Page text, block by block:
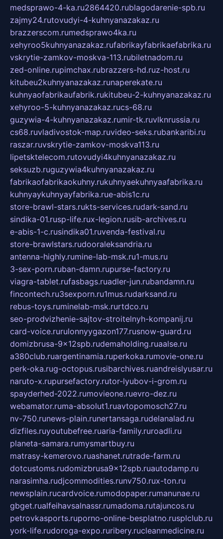
medsprawo-4-ka.ru2864420.rublagodarenie-spb.ru
zajmy24.rutovudyi-4-kuhnyanazakaz.ru
brazzerscom.rumedsprawo4ka.ru
xehyroo5kuhnyanazakaz.rufabrikayfabrikaefabrika.ru
vskrytie-zamkov-moskva-113.rubiletnadom.ru
zed-online.rupimchax.rubrazzers-hd.ruz-host.ru
kitubeu2kuhnyanazakaz.runaperekate.ru
kuhnyaofabrikaufabrik.rukitubeu-2-kuhnyanazakaz.ru
xehyroo-5-kuhnyanazakaz.rucs-68.ru
guzywia-4-kuhnyanazakaz.rumir-tk.ruvlknrussia.ru
cs68.ruvladivostok-map.ruvideo-seks.rubankaribi.ru
raszar.ruvskrytie-zamkov-moskva113.ru
lipetsktelecom.rutovudyi4kuhnyanazakaz.ru
seksuzb.ruguzywia4kuhnyanazakaz.ru
fabrikaofabrikaokuhny.rukuhnyaekuhnyaafabrika.ru
kuhnyaykuhnyayfabrika.rue-abis1c.ru
store-brawl-stars.rukts-services.rudark-sand.ru
sindika-01.rusp-life.rux-legion.rusib-archives.ru
e-abis-1-c.rusindika01.ruvenda-festival.ru
store-brawlstars.rudooraleksandria.ru
antenna-highly.rumine-lab-msk.ru1-mus.ru
3-sex-porn.ruban-damn.rupurse-factory.ru
viagra-tablet.rufasbags.ruadler-jun.rubandamn.ru
fincontech.ru3sexporn.ru1mus.rudarksand.ru
rebus-toys.ruminelab-msk.rurtdco.ru
seo-prodvizhenie-sajtov-stroitelnyh-kompanij.ru
card-voice.rurulonnyygazon177.rusnow-guard.ru
domizbrusa-9x12spb.rudemaholding.ruaalse.ru
a380club.ruargentinamia.ruperkoka.rumovie-one.ru
perk-oka.rug-octopus.rusibarchives.ruandreislyusar.ru
naruto-x.rupursefactory.rutor-lyubov-i-grom.ru
spayderhed-2022.rumovieone.ruevro-dez.ru
webamator.ruma-absolut1.ruavtopomosch27.ru
nv-750.runews-plain.runertansaga.rudelanalad.ru
dizfiles.ruyoutubefree.ruaria-family.ruroadli.ru
planeta-samara.rumysmartbuy.ru
matrasy-kemerovo.ruashanet.rutrade-farm.ru
dotcustoms.rudomizbrusa9x12spb.ruautodamp.ru
narasimha.rudjcommodities.runv750.rux-ton.ru
newsplain.rucardvoice.rumodopaper.rumanunae.ru
gbget.rualfeihavsalnassr.rumadoma.rutajuncos.ru
petrovkasports.ruporno-online-besplatno.rusplclub.ru
york-life.rudoroga-expo.ruribery.rucleanmedicine.ru